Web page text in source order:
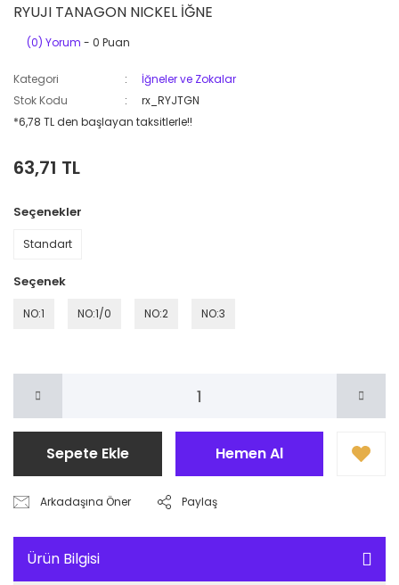
RYUJI TANAGON NICKEL İĞNE
(0) Yorum - 0 Puan
Kategori
İğneler ve Zokalar
Stok Kodu
rx_RYJTGN
*6,78 TL den başlayan taksitlerle!!
63,71 TL
Seçenekler
Standart
Seçenek
NO:1 NO:1/0 NO:2 NO:3
Sepete Ekle Hemen Al
Arkadaşına Öner Paylaş
Ürün Bilgisi